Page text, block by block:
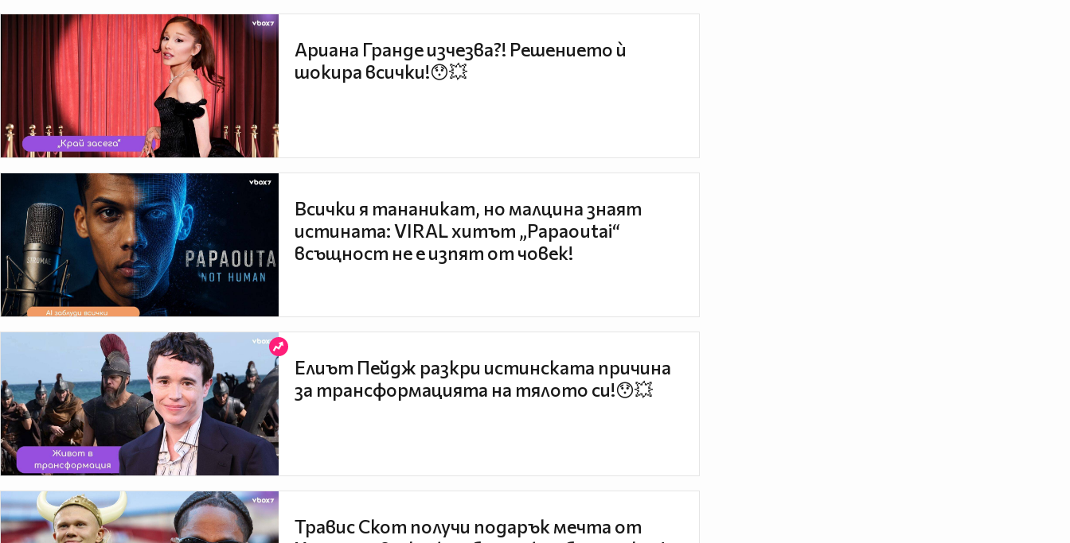
Ариана Гранде изчезва?! Решението ѝ
шокира всички!😯💥
Всички я тананикат, но малцина знаят
истината: VIRAL хитът „Papaoutai“
всъщност не е изпят от човек!
Елиът Пейдж разкри истинската причина
за трансформацията на тялото си!😯💥
Травис Скот получи подарък мечта от